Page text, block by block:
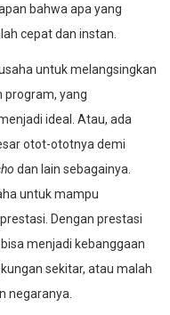
bahwa apa yang
cepat dan instan.
untuk melangsingkan
program, yang
ideal. Atau, ada
otot-ototnya demi
dan lain sebagainya.
untuk mampu
Dengan prestasi
menjadi kebanggaan
sekitar, atau malah
negaranya.